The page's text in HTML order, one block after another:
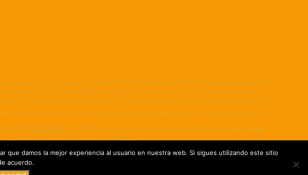
de la arquitectura rupestre (3) Cuevas prehistóricas de Cantabria (5) ermitas rupestres cantabria
de Cantabria (5) Lugares inusuales de Cantabria (5) Merindades de Burgos (3)
Monasterio de Santa
(3) Que ver cerca del nacimiento del Ebro (3) Que ver cerca de Palencia (3) Que ver cerca de Unquera (4)
Cantabria y Asturias (7) Que ver en el valle del Nansa (4) Que ver entre Cantabria y Burgos (3)
por Cantabria (12) Rutas por la naturaleza de Cantabria (7) Santander
turismo Cantabria(29)Turismo Castilla León(9)
que damos la mejor experiencia al usuario en nuestra web. Si sigues utilizando este sitio
acuerdo.